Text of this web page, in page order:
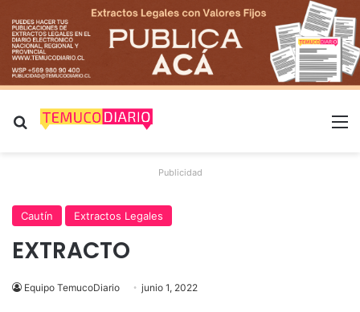
Buscar por
Publicidad
Cautín Extractos Legales
EXTRACTO
Equipo TemucoDiario junio 1, 2022